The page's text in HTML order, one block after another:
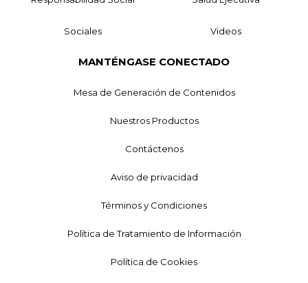
Sociales Videos
MANTÉNGASE CONECTADO
Mesa de Generación de Contenidos
Nuestros Productos
Contáctenos
Aviso de privacidad
Términos y Condiciones
Política de Tratamiento de Información
Política de Cookies